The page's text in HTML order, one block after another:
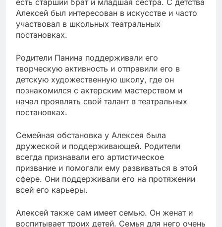
есть старший брат и младшая сестра. С детства
Алексей был интересован в искусстве и часто
участвовал в школьных театральных
постановках.
Родители Панина поддерживали его
творческую активность и отправили его в
детскую художественную школу, где он
познакомился с актерским мастерством и
начал проявлять свой талант в театральных
постановках.
Семейная обстановка у Алексея была
дружеской и поддерживающей. Родители
всегда признавали его артистическое
призвание и помогали ему развиваться в этой
сфере. Они поддерживали его на протяжении
всей его карьеры.
Алексей также сам имеет семью. Он женат и
воспитывает троих детей. Семья для него очень